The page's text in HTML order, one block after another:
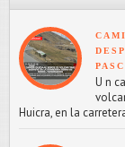
U n
Huicra, en la